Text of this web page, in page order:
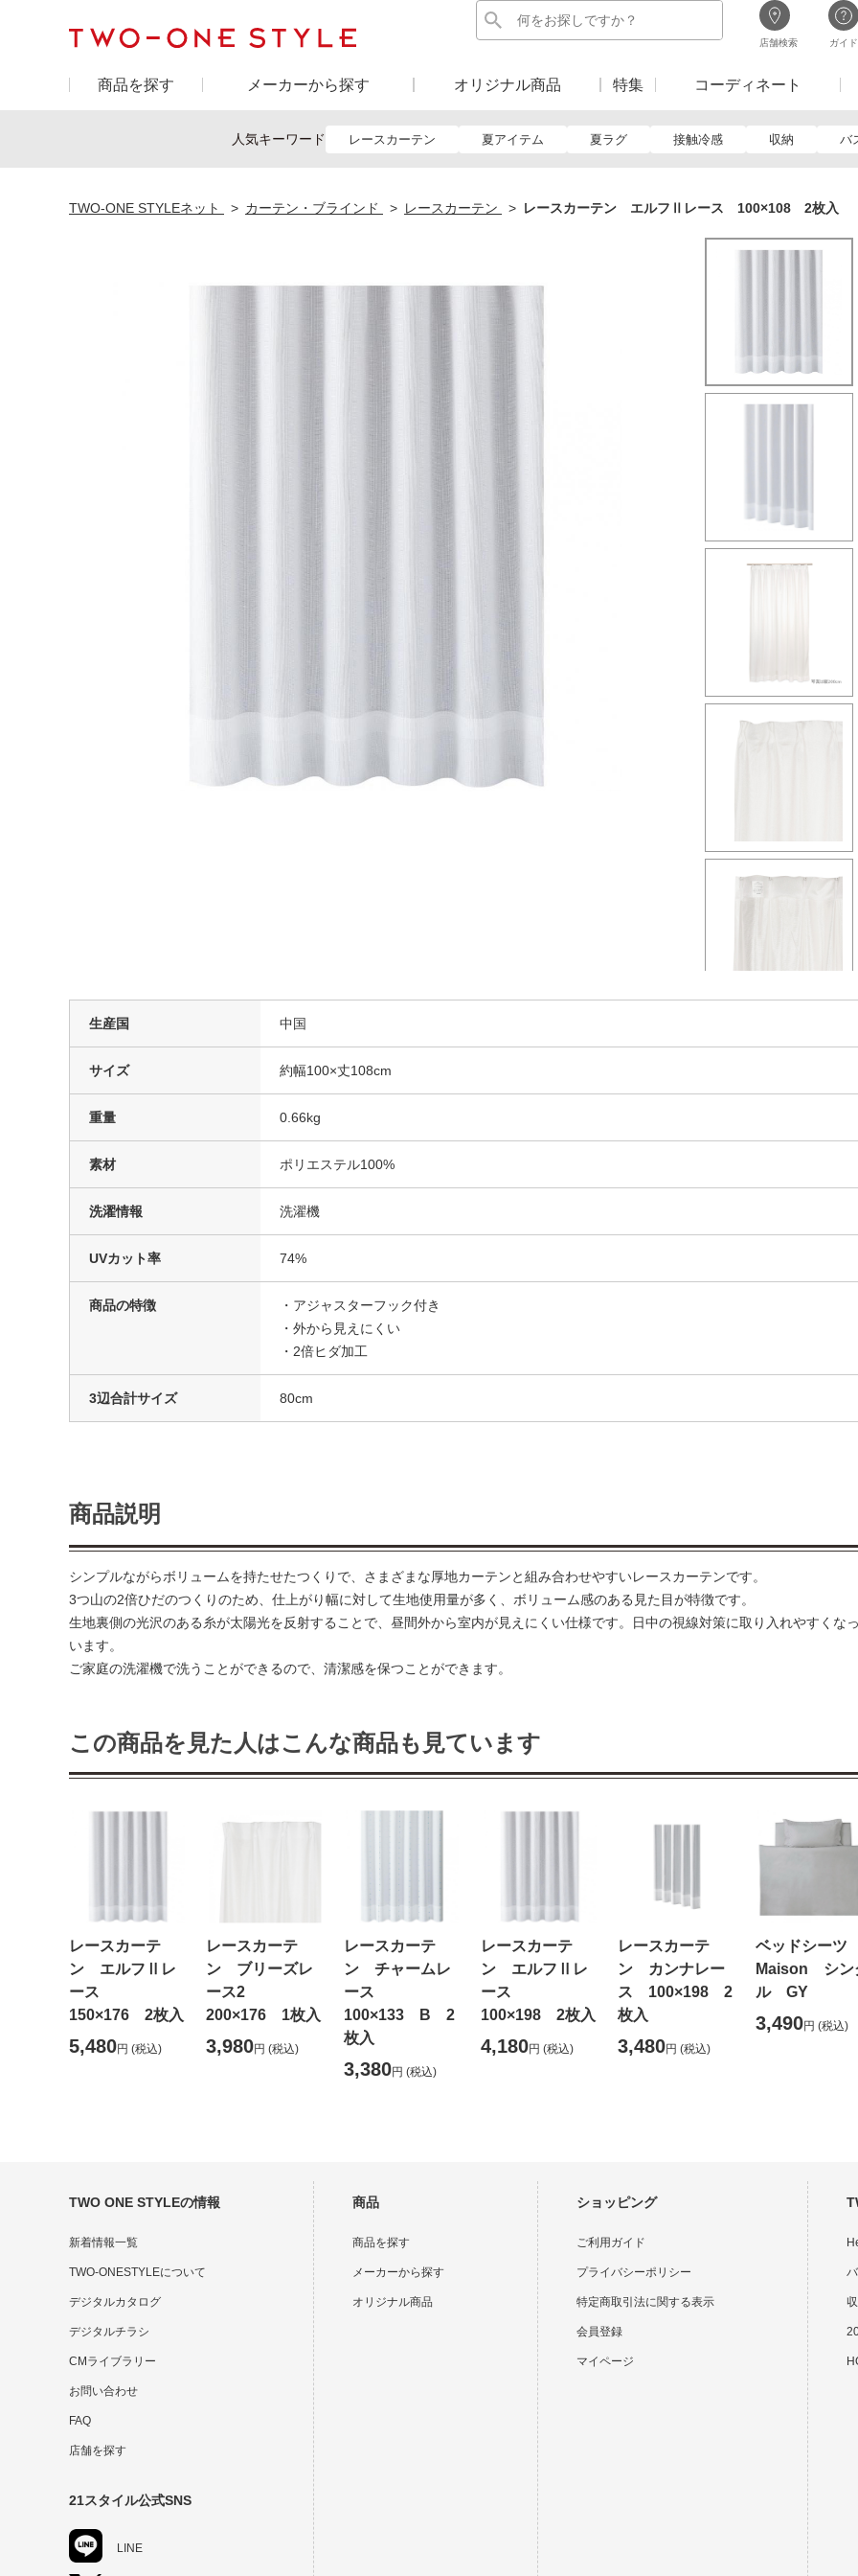
店舗検索 ガイド
商品を探す メーカーから探す オリジナル商品 特集 コーディネート
人気キーワード レースカーテン 夏アイテム 夏ラグ 接触冷感 収納 バ
TWO-ONE STYLEネット カーテン・ブラインド レースカーテン レースカーテン エルフⅡレース 100×108 2枚入
生産国 中国
サイズ 約幅100×丈108cm
重量 0.66kg
素材 ポリエステル100%
洗濯情報 洗濯機
UVカット率 74%
商品の特徴
・アジャスターフック付き
・外から見えにくい
・2倍ヒダ加工
3辺合計サイズ 80cm
商品説明
シンプルながらボリュームを持たせたつくりで、さまざまな厚地カーテンと組み合わせやすいレースカーテンです。
3つ山の2倍ひだのつくりのため、仕上がり幅に対して生地使用量が多く、ボリューム感のある見た目が特徴です。
生地裏側の光沢のある糸が太陽光を反射することで、昼間外から室内が見えにくい仕様です。日中の視線対策に取り入れやすくな
います。
ご家庭の洗濯機で洗うことができるので、清潔感を保つことができます。
この商品を見た人はこんな商品も見ています
レースカーテ
ン エルフⅡレ
ース
150×176 2枚入
5,480円 (税込)
レースカーテ
ン ブリーズレ
ース2
200×176 1枚入
3,980円 (税込)
レースカーテ
ン チャームレ
ース
100×133 B 2
枚入
3,380円 (税込)
レースカーテ
ン エルフⅡレ
ース
100×198 2枚入
4,180円 (税込)
レースカーテ
ン カンナレー
ス 100×198 2
枚入
3,480円 (税込)
ベッドシー
Maison シン
ル GY
3,490円 (税込)
TWO ONE STYLEの情報
新着情報一覧
TWO-ONESTYLEについて
デジタルカタログ
デジタルチラシ
CMライブラリー
お問い合わせ
FAQ
店舗を探す
21スタイル公式SNS
LINE
商品
商品を探す
メーカーから探す
オリジナル商品
ショッピング
ご利用ガイド
プライバシーポリシー
特定商取引法に関する表示
会員登録
マイページ